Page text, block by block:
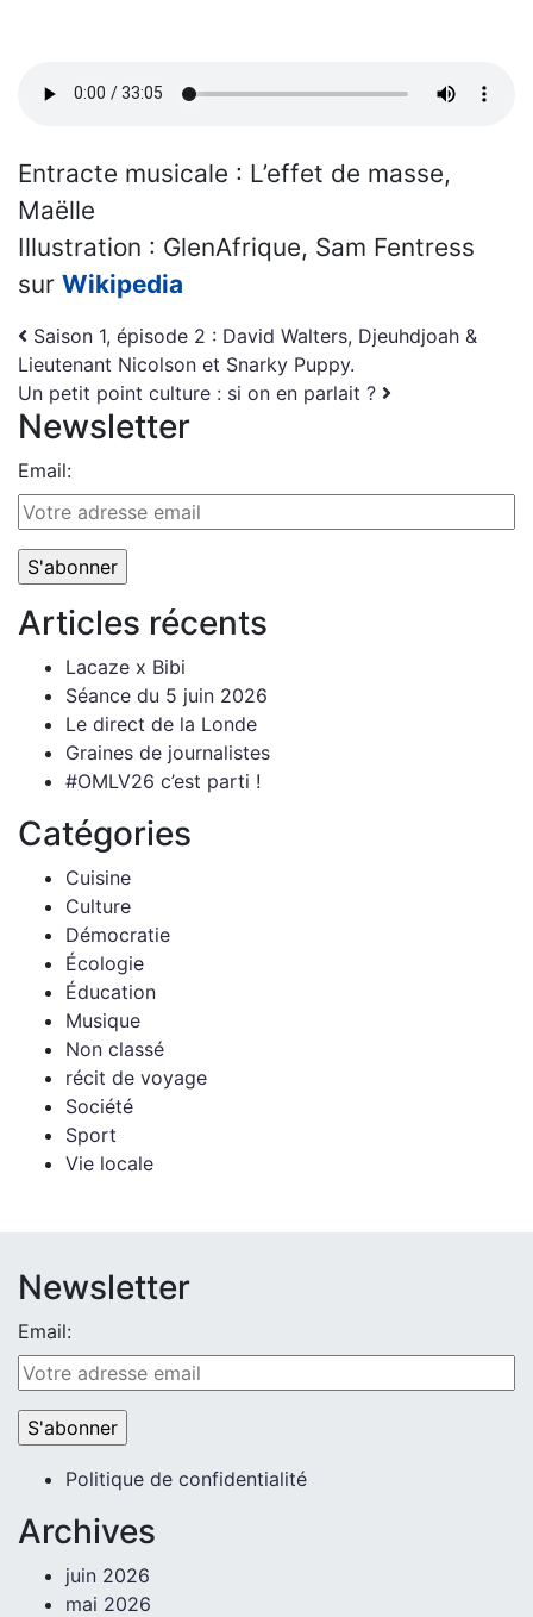
Entracte musicale : L’effet de masse,
Maëlle
Illustration : GlenAfrique, Sam Fentress
sur Wikipedia
Navigation
Saison 1, épisode 2 : David Walters, Djeuhdjoah &
Lieutenant Nicolson et Snarky Puppy.
Un petit point culture : si on en parlait ?
Newsletter
Email:
Articles récents
Lacaze x Bibi
Séance du 5 juin 2026
Le direct de la Londe
Graines de journalistes
#OMLV26 c’est parti !
Catégories
Cuisine
Culture
Démocratie
Écologie
Éducation
Musique
Non classé
récit de voyage
Société
Sport
Vie locale
Newsletter
Email:
Politique de confidentialité
Archives
juin 2026
mai 2026